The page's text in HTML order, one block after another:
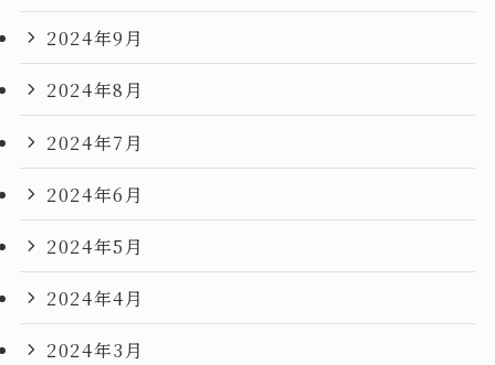
2024年9月
2024年8月
2024年7月
2024年6月
2024年5月
2024年4月
2024年3月